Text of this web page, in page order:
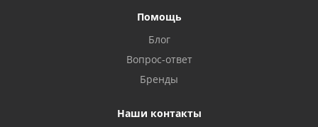
Помощь
Блог
Вопрос-ответ
Бренды
Наши контакты